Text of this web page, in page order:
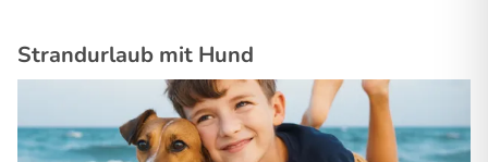
Strandurlaub mit Hund